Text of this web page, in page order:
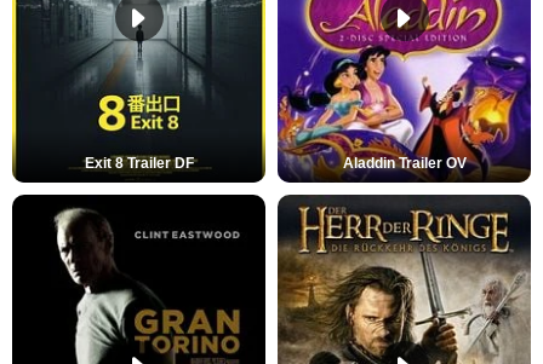
Exit 8 Trailer DF Aladdin Trailer OV